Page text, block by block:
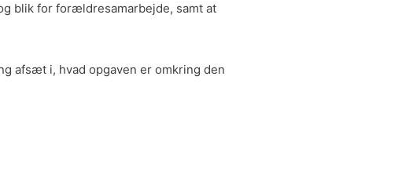
blik for forældresamarbejde, samt at
afsæt i, hvad opgaven er omkring den